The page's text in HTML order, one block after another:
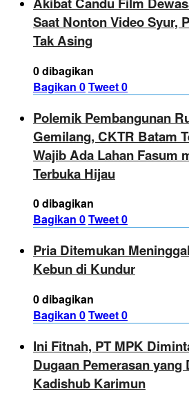
Saat Nonton Video Syur,
Tak Asing
0 dibagikan
Bagikan 0Tweet0
Polemik Pembangunan
Gemilang, CKTR Batam
Wajib Ada Lahan Fasum
Terbuka Hijau
0 dibagikan
Bagikan 0Tweet0
Pria Ditemukan
Kebun di Kundur
0 dibagikan
Bagikan 0Tweet0
Ini Fitnah, PT MPK
Dugaan Pemerasan yang
Kadishub Karimun